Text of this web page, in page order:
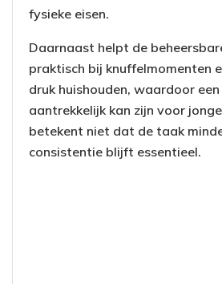
fysieke eisen.
Daarnaast helpt de
praktisch bij knuffelmomenten
druk huishouden, waardoor
aantrekkelijk kan zijn voor
betekent niet dat de taak
consistentie blijft essentieel.